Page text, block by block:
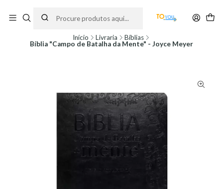
partir do dia 11 de Agosto, às 10H.
Início Livraria
Bíblias
Bíblia "Campo de Batalha da Mente" - Joyce Meyer